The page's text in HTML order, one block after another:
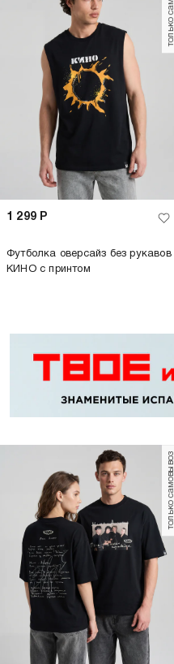
1 299 Р
Футболка оверсайз без рукавов
КИНО с принтом
только самовывоз